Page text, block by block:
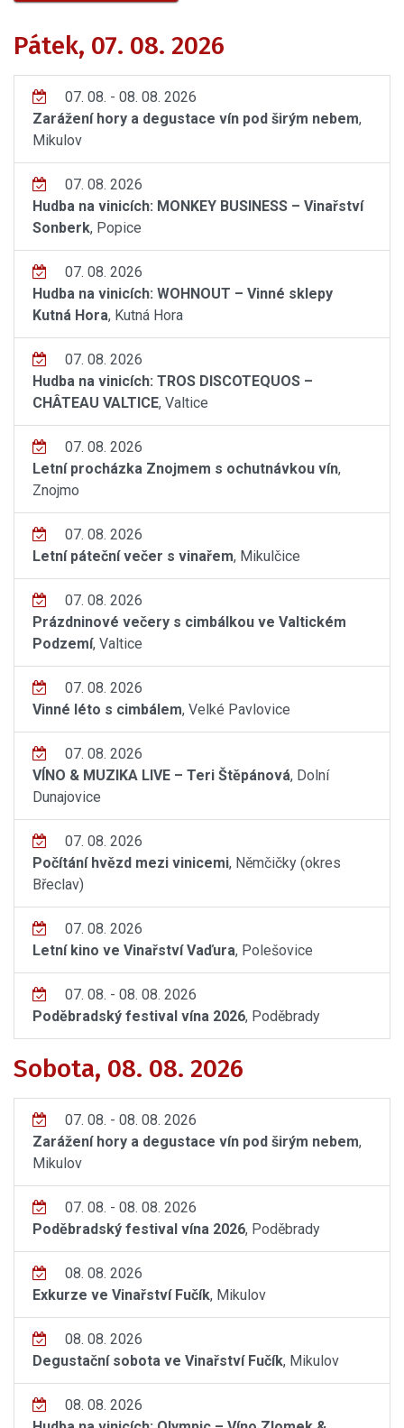
Pátek, 07. 08. 2026
07. 08. - 08. 08. 2026
Zarážení hory a degustace vín pod širým nebem,
Mikulov
07. 08. 2026
Hudba na vinicích: MONKEY BUSINESS – Vinařství
Sonberk, Popice
07. 08. 2026
Hudba na vinicích: WOHNOUT – Vinné sklepy
Kutná Hora, Kutná Hora
07. 08. 2026
Hudba na vinicích: TROS DISCOTEQUOS –
CHÂTEAU VALTICE, Valtice
07. 08. 2026
Letní procházka Znojmem s ochutnávkou vín,
Znojmo
07. 08. 2026
Letní páteční večer s vinařem, Mikulčice
07. 08. 2026
Prázdninové večery s cimbálkou ve Valtickém
Podzemí, Valtice
07. 08. 2026
Vinné léto s cimbálem, Velké Pavlovice
07. 08. 2026
VÍNO & MUZIKA LIVE – Teri Štěpánová, Dolní
Dunajovice
07. 08. 2026
Počítání hvězd mezi vinicemi, Němčičky (okres
Břeclav)
07. 08. 2026
Letní kino ve Vinařství Vaďura, Polešovice
07. 08. - 08. 08. 2026
Poděbradský festival vína 2026, Poděbrady
Sobota, 08. 08. 2026
07. 08. - 08. 08. 2026
Zarážení hory a degustace vín pod širým nebem,
Mikulov
07. 08. - 08. 08. 2026
Poděbradský festival vína 2026, Poděbrady
08. 08. 2026
Exkurze ve Vinařství Fučík, Mikulov
08. 08. 2026
Degustační sobota ve Vinařství Fučík, Mikulov
08. 08. 2026